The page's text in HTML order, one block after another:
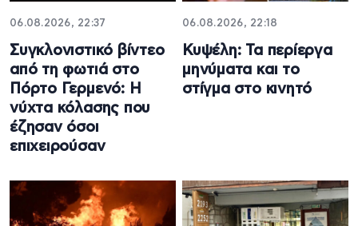
06.08.2026, 22:37
Συγκλονιστικό βίντεο
από τη φωτιά στο
Πόρτο Γερμενό: Η
νύχτα κόλασης που
έζησαν όσοι
επιχειρούσαν
06.08.2026, 22:18
Κυψέλη: Τα περίεργα
μηνύματα και το
στίγμα στο κινητό